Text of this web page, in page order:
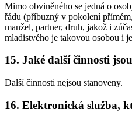
Mimo obviněného se jedná o
řádu (příbuzný v pokolení
manžel, partner, druh, jakož i
mladistvého je takovou osobou i
15. Jaké další činnosti
Další činnosti nejsou stanoveny.
16. Elektronická služba,